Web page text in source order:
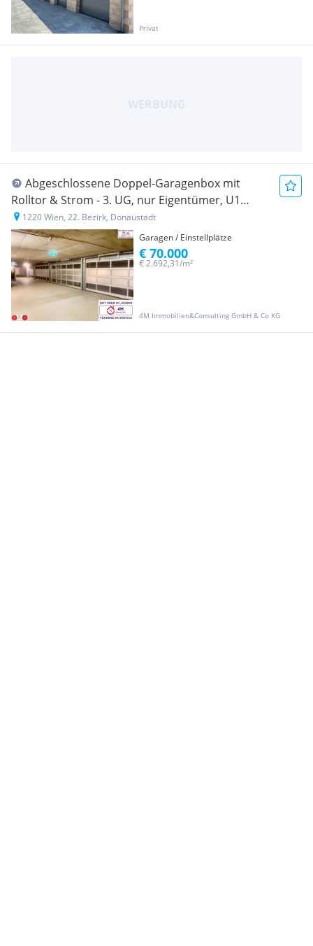
Privat
Abgeschlossene Doppel-Garagenbox mit
Rolltor & Strom - 3. UG, nur Eigentümer, U1
Kagraner Platz
1220 Wien, 22. Bezirk, Donaustadt
Garagen / Einstellplätze
4M Immobilien&Consulting GmbH & Co KG
€ 2.692,31/m²
€ 70.000